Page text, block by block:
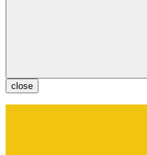
close